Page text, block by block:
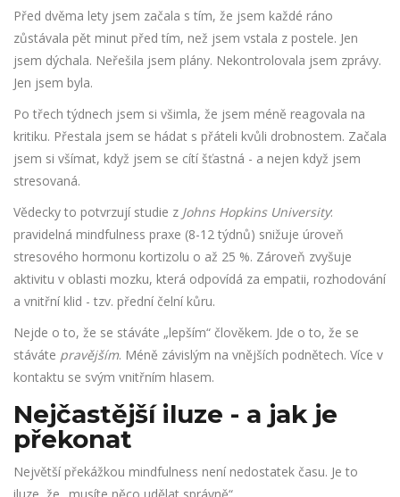
Před dvěma lety jsem začala s tím, že jsem každé ráno
zůstávala pět minut před tím, než jsem vstala z postele. Jen
jsem dýchala. Neřešila jsem plány. Nekontrolovala jsem zprávy.
Jen jsem byla.
Po třech týdnech jsem si všimla, že jsem méně reagovala na
kritiku. Přestala jsem se hádat s přáteli kvůli drobnostem. Začala
jsem si všímat, když jsem se cítí šťastná - a nejen když jsem
stresovaná.
Vědecky to potvrzují studie z Johns Hopkins University:
pravidelná mindfulness praxe (8-12 týdnů) snižuje úroveň
stresového hormonu kortizolu o až 25 %. Zároveň zvyšuje
aktivitu v oblasti mozku, která odpovídá za empatii, rozhodování
a vnitřní klid - tzv. přední čelní kůru.
Nejde o to, že se stáváte „lepším“ člověkem. Jde o to, že se
stáváte pravějším. Méně závislým na vnějších podnětech. Více v
kontaktu se svým vnitřním hlasem.
Nejčastější iluze - a jak je
překonat
Největší překážkou mindfulness není nedostatek času. Je to